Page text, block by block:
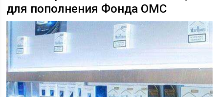
для пополнения Фонда ОМС